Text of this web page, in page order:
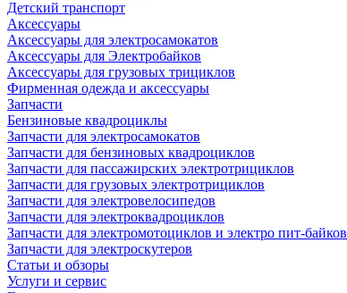
Детский транспорт
Аксессуары
Аксессуары для электросамокатов
Аксессуары для Электробайков
Аксессуары для грузовых трициклов
Фирменная одежда и аксессуары
Запчасти
Бензиновые квадроциклы
Запчасти для электросамокатов
Запчасти для бензиновых квадроциклов
Запчасти для пассажирских электротрициклов
Запчасти для грузовых электротрициклов
Запчасти для электровелосипедов
Запчасти для электроквадроциклов
Запчасти для электромотоциклов и электро пит-байков
Запчасти для электроскутеров
Статьи и обзоры
Услуги и сервис